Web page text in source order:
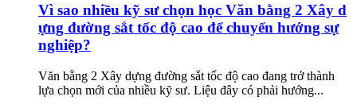
Vì sao nhiều kỹ sư chọn học Văn bằng 2 Xây d
ựng đường sắt tốc độ cao để chuyển hướng sự
nghiệp?
Văn bằng 2 Xây dựng đường sắt tốc độ cao đang trở thành
lựa chọn mới của nhiều kỹ sư. Liệu đây có phải hướng...